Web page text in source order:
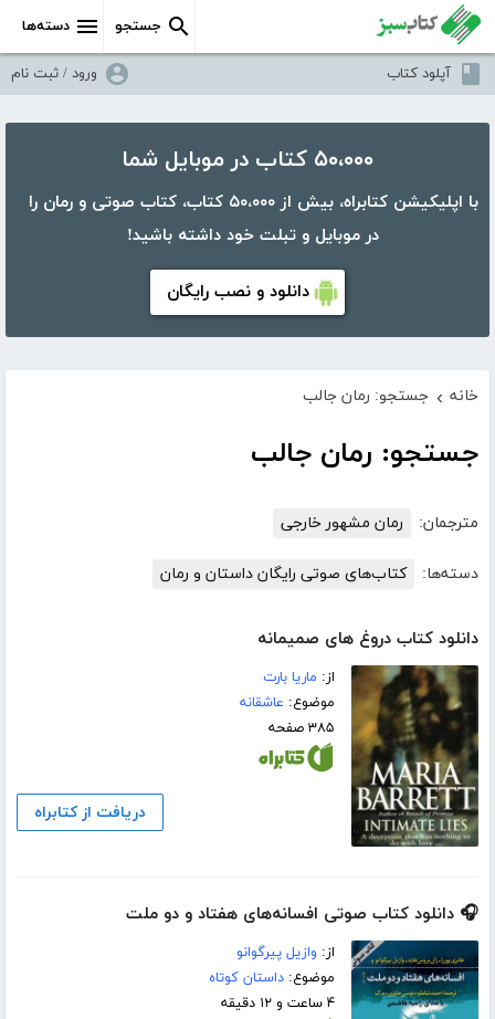
دسته‌ها جستجو
آپلود کتاب ورود / ثبت نام
۵۰،۰۰۰ کتاب در موبایل شما
با اپلیکیشن کتابراه، بیش از ۵۰،۰۰۰ کتاب، کتاب صوتی و رمان را
در موبایل و تبلت خود داشته باشید!
دانلود و نصب رایگان
خانه › جستجو: رمان جالب
جستجو: رمان جالب
مترجمان: رمان مشهور خارجی
دسته‌ها: کتاب‌های صوتی رایگان داستان و رمان
دانلود کتاب دروغ های صمیمانه
از: ماریا بارت
موضوع: عاشقانه
۳۸۵ صفحه
دریافت از کتابراه
🎧 دانلود کتاب صوتی افسانه‌های هفتاد و دو ملت
از: وازیل پیرگوانو
موضوع:داستان کوتاه
۴ ساعت و ۱۲ دقیقه